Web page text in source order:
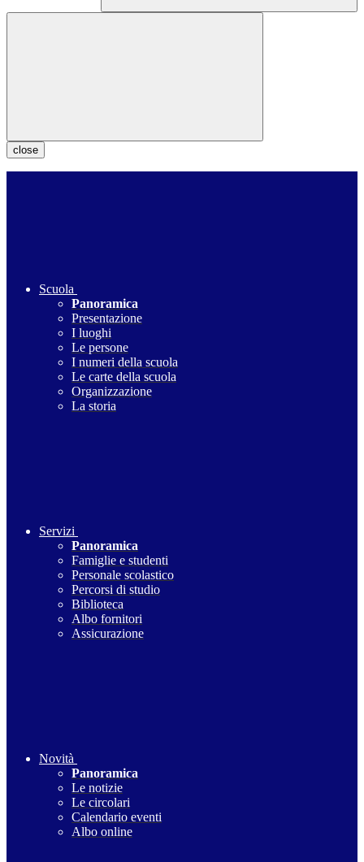
close
Scuola
Panoramica
Presentazione
I luoghi
Le persone
I numeri della scuola
Le carte della scuola
Organizzazione
La storia
Servizi
Panoramica
Famiglie e studenti
Personale scolastico
Percorsi di studio
Biblioteca
Albo fornitori
Assicurazione
Novità
Panoramica
Le notizie
Le circolari
Calendario eventi
Albo online